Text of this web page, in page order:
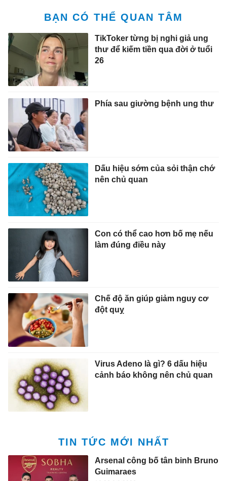
BẠN CÓ THỂ QUAN TÂM
TikToker từng bị nghi giả ung
thư để kiếm tiền qua đời ở tuổi
26
Phía sau giường bệnh ung thư
Dấu hiệu sớm của sỏi thận chớ
nên chủ quan
Con có thể cao hơn bố mẹ nếu
làm đúng điều này
Chế độ ăn giúp giảm nguy cơ
đột quỵ
Virus Adeno là gì? 6 dấu hiệu
cảnh báo không nên chủ quan
TIN TỨC MỚI NHẤT
Arsenal công bố tân binh Bruno
Guimaraes